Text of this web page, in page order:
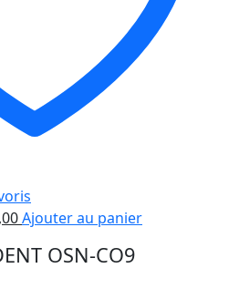
Le
actuel
Ajouter au panier
OSN-CO9